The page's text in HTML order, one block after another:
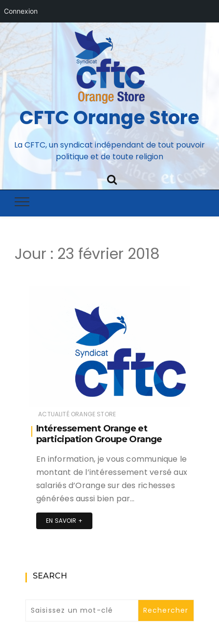
Connexion
CFTC Orange Store
La CFTC, un syndicat indépendant de tout pouvoir
politique et de toute religion
Jour : 23 février 2018
ACTUALITÉ ORANGE STORE
Intéressement Orange et
participation Groupe Orange
En information, je vous communique le
montant de l’intéressement versé aux
salariés d’Orange sur des richesses
générées aussi bien par…
EN SAVOIR +
SEARCH